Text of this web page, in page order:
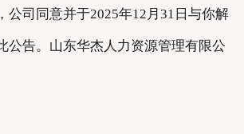
公司同意并于2025年12月31日与你解
公告。山东华杰人力资源管理有限公